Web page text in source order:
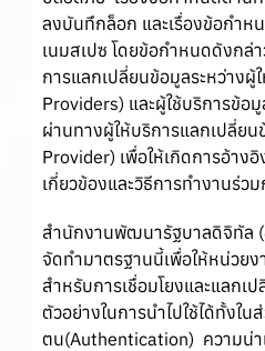
ลงบันทึกล็อก และเรื่องข้อกําห
เนมสเปซ โดยข้อกำหนดดังกล่
การแลกเปลี่ยนข้อมูลระหว่างผู้
Providers) และผู้ใช้บริการข้อ
ผ่านทางผู้ให้บริการแลกเปลี่ยน
Provider) เพื่อให้เกิดการอ้าง
เกี่ยวข้องและวิธีการทํางานร่ว
สำนักงานพัฒนารัฐบาลดิจิทัล
จัดทำมาตรฐานนี้เพื่อให้หน่วยง
สำหรับการเชื่อมโยงและแลกเ
ตัวอย่างในการนำไปใช้ได้ทั้งใ
ตน(Authentication) ความน่